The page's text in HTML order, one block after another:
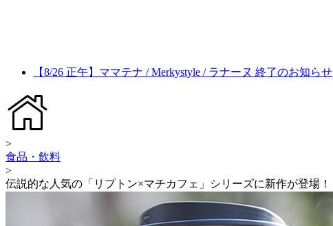
【8/26 正午】ママテナ / Merkystyle / ラナーヌ 終了のお知らせ
>
食品・飲料
>
伝説的な人気の「リプトン×マチカフェ」シリーズに新作が登場！